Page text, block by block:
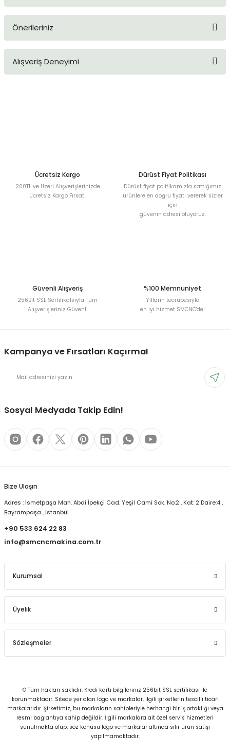
Önerileriniz
konularda yetersiz gördüğünüz noktaları öneri formunu
Alışveriş Deneyimi
Ücretsiz Kargo
200TL ve Üzeri Alışverişlerinizde
Ücretsiz Kargo Fırsatı
Dürüst Fiyat Politikası
Dürüst fiyat politikamızla sattığımız
ürünlere en doğru fiyatı vererek sizler
için
güvenin adresi oluyoruz.
Güvenli Alışveriş
256Bit SSL Sertifikalsıyla Tüm
Alışverişleriniz Güvenli
%100 Memnuniyet
Yılların tecrübesiyle
en iyi hizmet SMCNC'de!
Kampanya ve Fırsatları Kaçırma!
Sosyal Medyada Takip Edin!
Bize Ulaşın
Adres : İsmetpaşa Mah. Abdi İpekçi Cad. Yeşil Cami Sok. No:2 , Kat: 2 Daire:4 ,
Bayrampaşa , İstanbul
+90 533 624 22 83
info@smcncmakina.com.tr
Kurumsal
Üyelik
Sözleşmeler
© Tüm hakları saklıdır. Kredi kartı bilgileriniz 256bit SSL sertifikası ile
korunmaktadır. Sitede yer alan logo ve markalar, ilgili şirketlerin tescilli ticari
markalarıdır. Şirketimiz, bu markaların sahipleriyle herhangi bir iş ortaklığı veya
resmi bağlantıya sahip değildir. İlgili markalara ait özel servis hizmetleri
sunulmakta olup, söz konusu logo ve markalar altında sıfır ürün satışı
yapılmamaktadır.